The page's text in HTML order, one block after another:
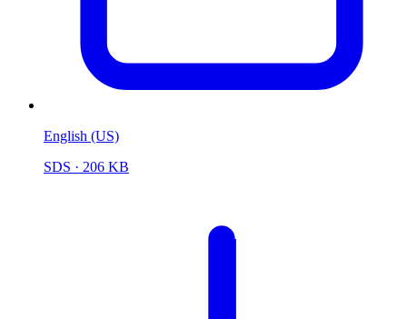
English (US)
SDS · 206 KB